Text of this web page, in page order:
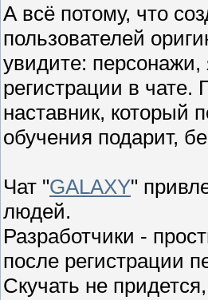
А всё потому, что
пользователей
увидите: персонажи,
регистрации в чате.
наставник, который
обучения подарит,
Чат "GALAXY"
людей.
Разработчики -
после регистрации
Скучать не